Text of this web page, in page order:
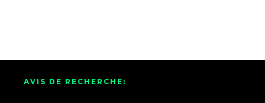
AVIS DE RECHERCHE: